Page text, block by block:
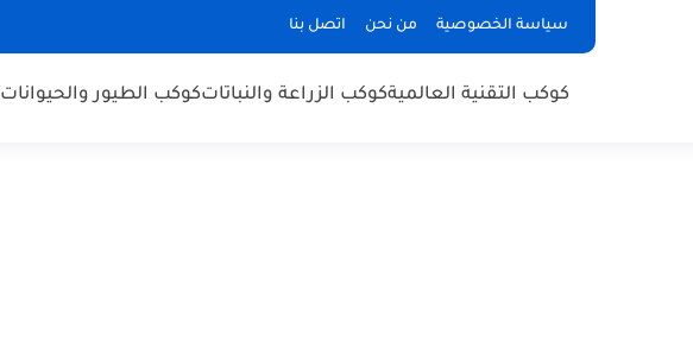
سياسة الخصوصية من نحن اتصل بنا
كوكب التقنية العالميةكوكب الزراعة والنباتاتكوكب الطيور والحيوانات